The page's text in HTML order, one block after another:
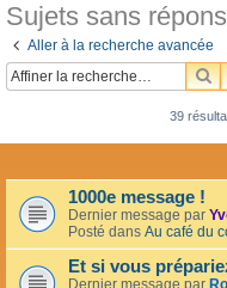
Sujets sans
Aller à la recherche avancée
39
1000e message !
Dernier message par
Posté dans Au café du
Et si vous